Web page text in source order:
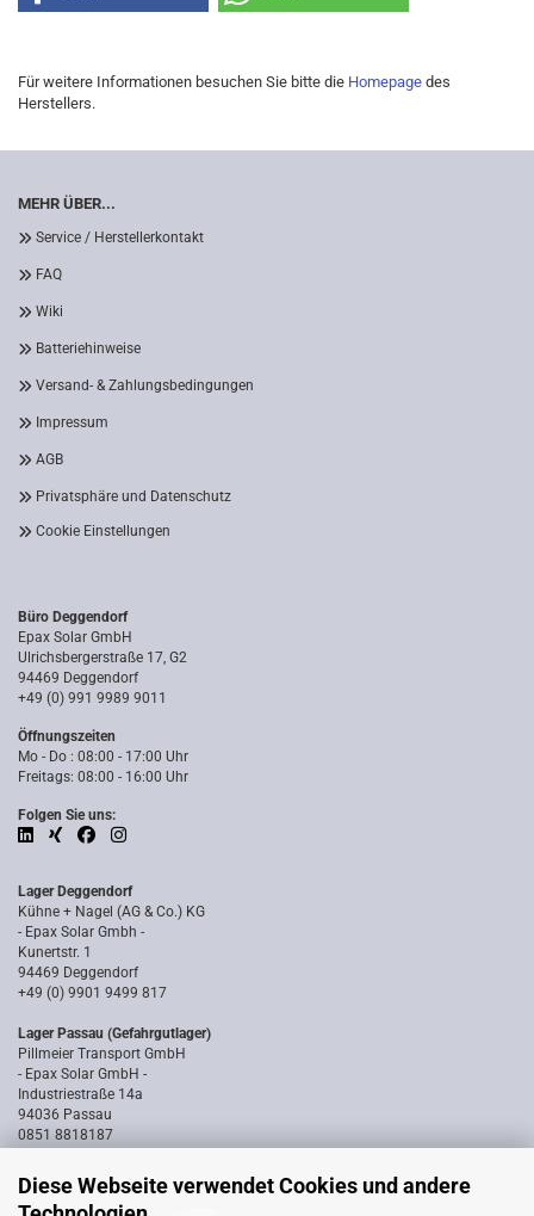
Diese Webseite verwendet Cookies und andere
Für weitere Informationen besuchen Sie bitte die Homepage des
Herstellers.
MEHR ÜBER...
Service / Herstellerkontakt
FAQ
Wiki
Batteriehinweise
Versand- & Zahlungsbedingungen
Impressum
AGB
Privatsphäre und Datenschutz
Cookie Einstellungen
Büro Deggendorf
Epax Solar GmbH
Ulrichsbergerstraße 17, G2
94469 Deggendorf
+49 (0) 991 9989 9011
Öffnungszeiten
Mo - Do : 08:00 - 17:00 Uhr
Freitags: 08:00 - 16:00 Uhr
Folgen Sie uns:
Lager Deggendorf
Kühne + Nagel (AG & Co.) KG
- Epax Solar Gmbh -
Kunertstr. 1
94469 Deggendorf
+49 (0) 9901 9499 817
Lager Passau (Gefahrgutlager)
Pillmeier Transport GmbH
- Epax Solar GmbH -
Industriestraße 14a
94036 Passau
0851 8818187